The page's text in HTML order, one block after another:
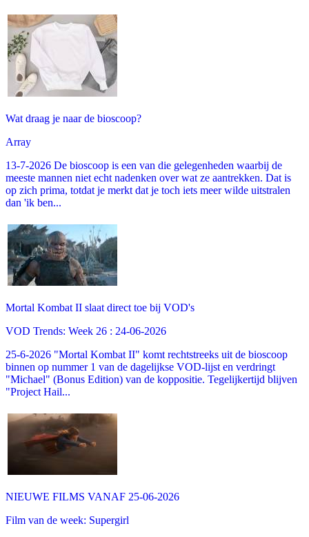
Wat draag je naar de bioscoop?
Array
13-7-2026 De bioscoop is een van die gelegenheden waarbij de
meeste mannen niet echt nadenken over wat ze aantrekken. Dat is
op zich prima, totdat je merkt dat je toch iets meer wilde uitstralen
dan 'ik ben...
Mortal Kombat II slaat direct toe bij VOD's
VOD Trends: Week 26 : 24-06-2026
25-6-2026 "Mortal Kombat II" komt rechtstreeks uit de bioscoop
binnen op nummer 1 van de dagelijkse VOD-lijst en verdringt
"Michael" (Bonus Edition) van de koppositie. Tegelijkertijd blijven
"Project Hail...
NIEUWE FILMS VANAF 25-06-2026
Film van de week: Supergirl